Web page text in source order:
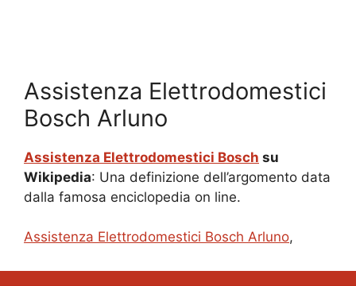
Assistenza Elettrodomestici
Bosch Arluno
Assistenza Elettrodomestici Bosch su
Wikipedia: Una definizione dell’argomento data
dalla famosa enciclopedia on line.
Assistenza Elettrodomestici Bosch Arluno,